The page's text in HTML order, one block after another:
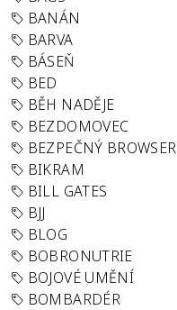
BANÁN
BARVA
BÁSEŇ
BED
BĚH NADĚJE
BEZDOMOVEC
BEZPEČNÝ BROWSER
BIKRAM
BILL GATES
BJJ
BLOG
BOBRONUTRIE
BOJOVÉ UMĚNÍ
BOMBARDÉR